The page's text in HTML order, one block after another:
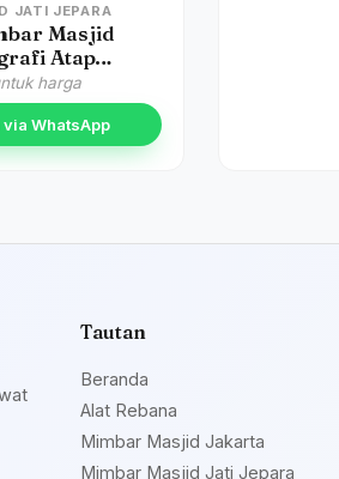
JATI JEPARA
Masjid
Atap
Agung
harga
via WhatsApp
Tautan
Beranda
Alat Rebana
Mimbar Masjid Jakarta
Mimbar Masjid Jati Jepara